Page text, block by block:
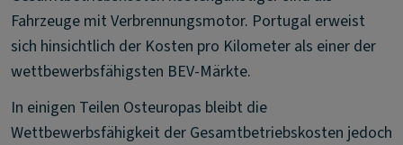
Fahrzeuge mit Verbrennungsmotor. Portugal erweist
sich hinsichtlich der Kosten pro Kilometer als einer der
wettbewerbsfähigsten BEV-Märkte.
In einigen Teilen Osteuropas bleibt die
Wettbewerbsfähigkeit der Gesamtbetriebskosten jedoch